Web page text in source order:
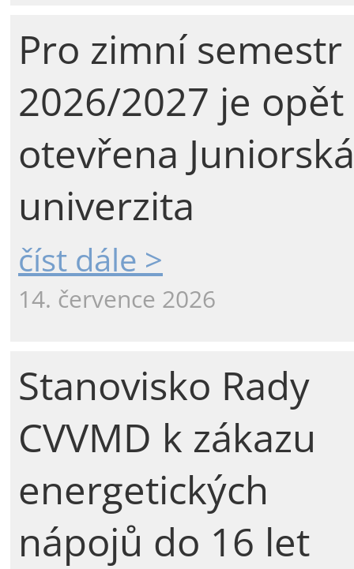
Pro zimní semestr
2026/2027 je opět
otevřena Juniorská
univerzita
číst dále >
14. července 2026
Stanovisko Rady
CVVMD k zákazu
energetických
nápojů do 16 let